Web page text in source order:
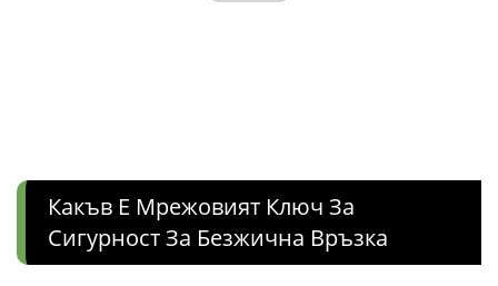
Какъв Е Мрежовият Ключ За
Сигурност За Безжична Връзка